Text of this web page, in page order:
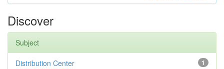
Discover
Subject
1
Distribution Center